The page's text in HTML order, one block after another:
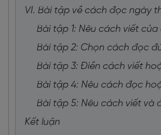
VI. Bài tập về cách đọc ngày
Bài tập 1: Nêu cách viết
Bài tập 2: Chọn cách đọc
Bài tập 3: Điền cách viết
Bài tập 4: Nêu cách đọc
Bài tập 5: Nêu cách viết và
Kết luận